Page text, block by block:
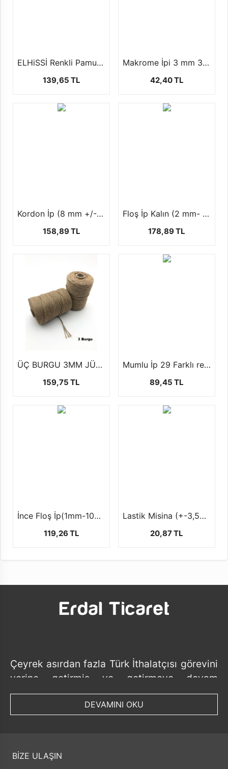
ELHiSSİ Renkli Pamuklu Makrome İpi (3 mm.+/- 500 gr.125 mt)
139,65 TL
Makrome İpi 3 mm 3 Burgu +-250 gr
42,40 TL
Kordon İp (8 mm +/-50 mt)
158,89 TL
Floş İp Kalın (2 mm- 100 yars-92 mt)
178,89 TL
ÜÇ BURGU 3MM JÜT İP (500 GR)
159,75 TL
Mumlu İp 29 Farklı renk seçeneği ile ( 1 mm +- 100 mt)
89,45 TL
İnce Floş İp(1mm-100 yards-92 mt)
119,26 TL
Lastik Misina (+-3,5MT)
20,87 TL
Çeyrek asırdan fazla Türk İthalatçısı görevini
yerine getirmiş ve getirmeye devam
etmektedir.
Tedarik ettiği ürünlerde her geçen gün ürün
etmektedir.
Faaliyeti boyunca toplumsal değerlerimize
DEVAMINI OKU
BİZE ULAŞIN